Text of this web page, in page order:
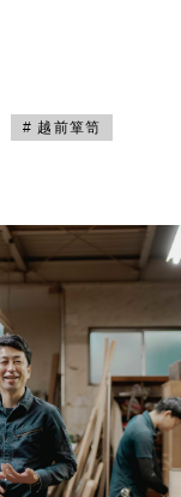
# 越前箪笥